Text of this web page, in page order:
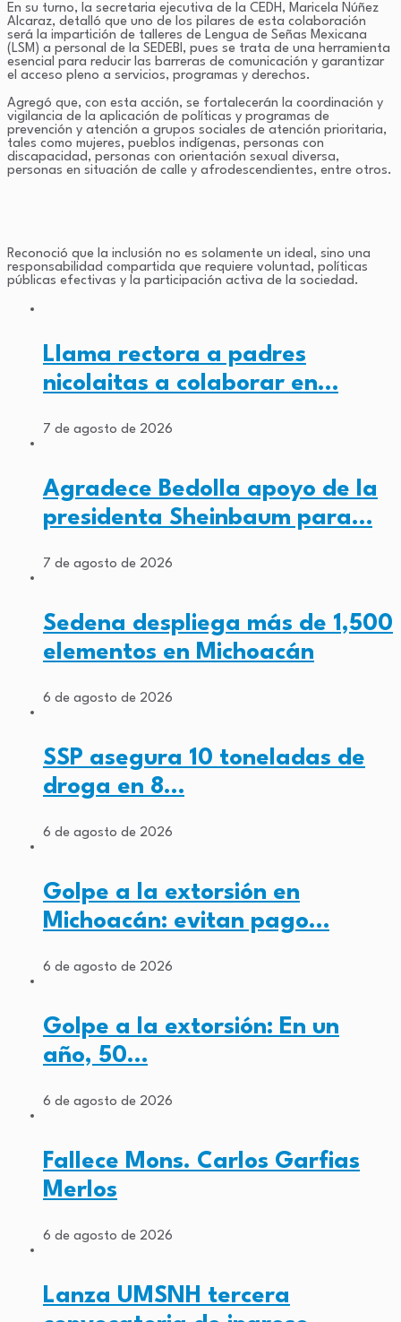
En su turno, la secretaria ejecutiva de la CEDH, Maricela Núñez
Alcaraz, detalló que uno de los pilares de esta colaboración
será la impartición de talleres de Lengua de Señas Mexicana
(LSM) a personal de la SEDEBI, pues se trata de una herramienta
esencial para reducir las barreras de comunicación y garantizar
el acceso pleno a servicios, programas y derechos.
Agregó que, con esta acción, se fortalecerán la coordinación y
vigilancia de la aplicación de políticas y programas de
prevención y atención a grupos sociales de atención prioritaria,
tales como mujeres, pueblos indígenas, personas con
discapacidad, personas con orientación sexual diversa,
personas en situación de calle y afrodescendientes, entre otros.
Reconoció que la inclusión no es solamente un ideal, sino una
responsabilidad compartida que requiere voluntad, políticas
públicas efectivas y la participación activa de la sociedad.
Llama rectora a padres
nicolaitas a colaborar en…
7 de agosto de 2026
Agradece Bedolla apoyo de la
presidenta Sheinbaum para…
7 de agosto de 2026
Sedena despliega más de 1,500
elementos en Michoacán
6 de agosto de 2026
SSP asegura 10 toneladas de
droga en 8…
6 de agosto de 2026
Golpe a la extorsión en
Michoacán: evitan pago…
6 de agosto de 2026
Golpe a la extorsión: En un
año, 50…
6 de agosto de 2026
Fallece Mons. Carlos Garfias
Merlos
6 de agosto de 2026
Lanza UMSNH tercera